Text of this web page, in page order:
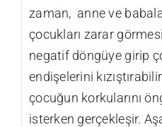
zaman, anne ve
çocukları zarar
negatif döngüye girip
endişelerini
çocuğun korkularını
isterken gerçekleşir.